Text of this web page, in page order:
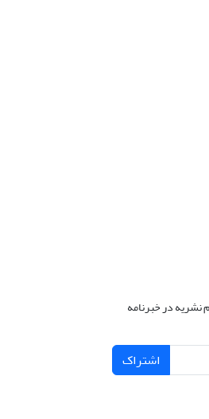
نشریه در خبرنامه
اشتراک